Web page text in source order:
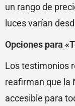
un rango de
luces varían
Opciones para
Los testimonios
reafirman que la
accesible para